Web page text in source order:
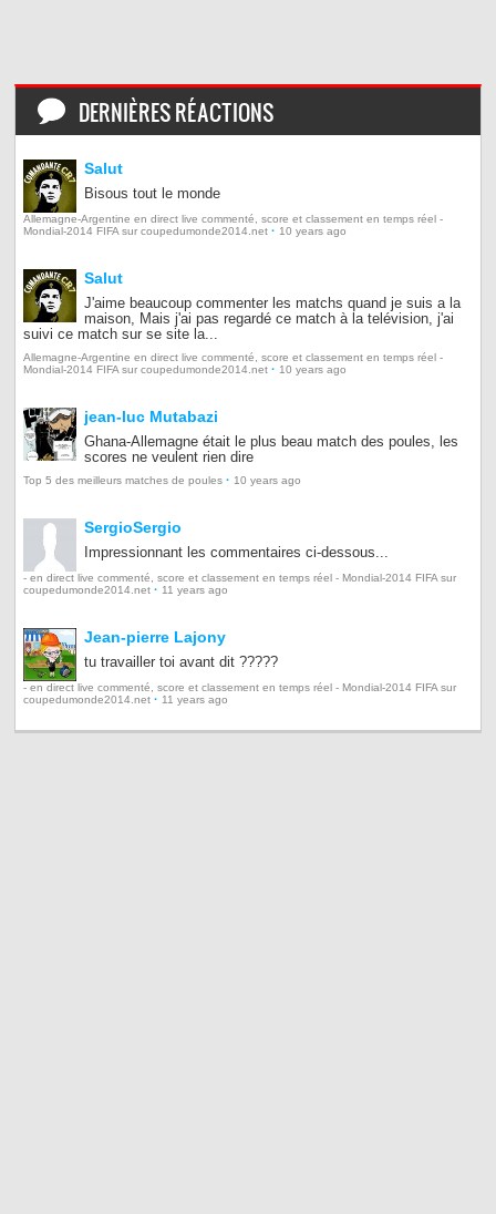
DERNIÈRES RÉACTIONS
Salut
Bisous tout le monde
Allemagne-Argentine en direct live commenté, score et classement en temps réel -
Mondial-2014 FIFA sur coupedumonde2014.net · 10 years ago
Salut
J'aime beaucoup commenter les matchs quand je suis a la
maison, Mais j'ai pas regardé ce match à la telévision, j'ai
suivi ce match sur se site la...
Allemagne-Argentine en direct live commenté, score et classement en temps réel -
Mondial-2014 FIFA sur coupedumonde2014.net · 10 years ago
jean-luc Mutabazi
Ghana-Allemagne était le plus beau match des poules, les
scores ne veulent rien dire
Top 5 des meilleurs matches de poules · 10 years ago
SergioSergio
Impressionnant les commentaires ci-dessous...
- en direct live commenté, score et classement en temps réel - Mondial-2014 FIFA sur
coupedumonde2014.net · 11 years ago
Jean-pierre Lajony
tu travailler toi avant dit ?????
- en direct live commenté, score et classement en temps réel - Mondial-2014 FIFA sur
coupedumonde2014.net · 11 years ago